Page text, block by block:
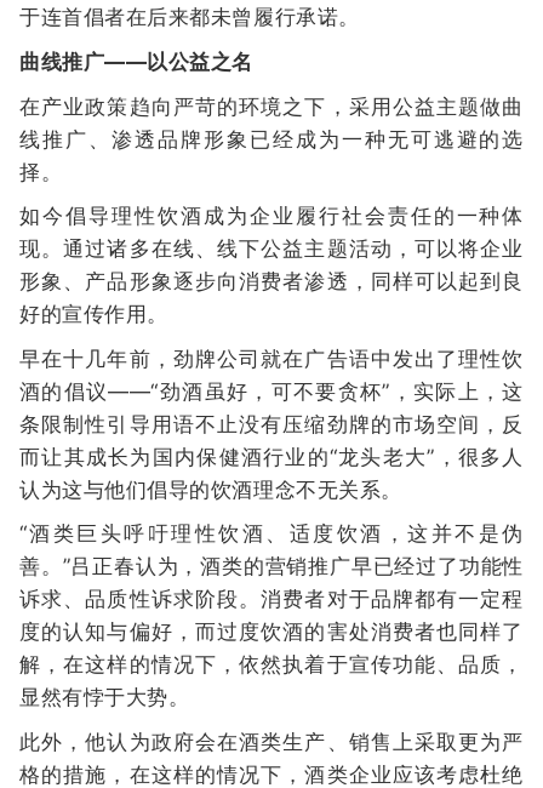
于连首倡者在后来都未曾履行承诺。
曲线推广——以公益之名
在产业政策趋向严苛的环境之下，采用公益主题做曲
线推广、渗透品牌形象已经成为一种无可逃避的选
择。
如今倡导理性饮酒成为企业履行社会责任的一种体
现。通过诸多在线、线下公益主题活动，可以将企业
形象、产品形象逐步向消费者渗透，同样可以起到良
好的宣传作用。
早在十几年前，劲牌公司就在广告语中发出了理性饮
酒的倡议——“劲酒虽好，可不要贪杯”，实际上，这
条限制性引导用语不止没有压缩劲牌的市场空间，反
而让其成长为国内保健酒行业的“龙头老大”，很多人
认为这与他们倡导的饮酒理念不无关系。
“酒类巨头呼吁理性饮酒、适度饮酒，这并不是伪
善。”吕正春认为，酒类的营销推广早已经过了功能性
诉求、品质性诉求阶段。消费者对于品牌都有一定程
度的认知与偏好，而过度饮酒的害处消费者也同样了
解，在这样的情况下，依然执着于宣传功能、品质，
显然有悖于大势。
此外，他认为政府会在酒类生产、销售上采取更为严
格的措施，在这样的情况下，酒类企业应该考虑杜绝